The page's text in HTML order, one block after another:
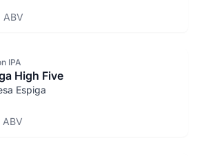
ABV
IPA
High Five
Espiga